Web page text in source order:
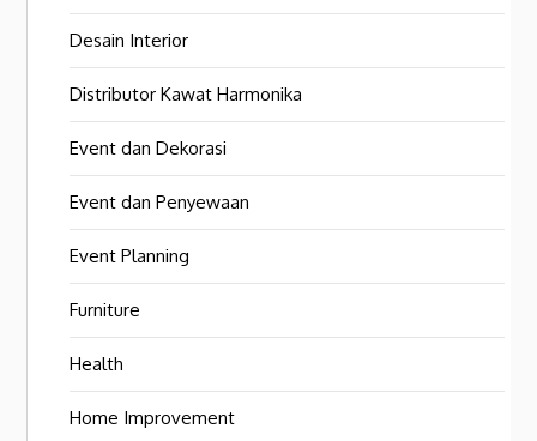
Desain Interior
Distributor Kawat Harmonika
Event dan Dekorasi
Event dan Penyewaan
Event Planning
Furniture
Health
Home Improvement